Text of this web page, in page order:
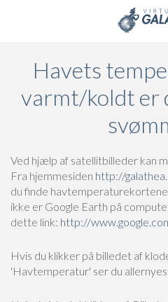
Havets
varmt/koldt er
Ved hjælp af satellitbilleder kan
Fra hjemmesiden http://
du finde
ikke er Google Earth på
dette link: http://
Hvis du klikker på billedet af
'Havtemperatur' ser du